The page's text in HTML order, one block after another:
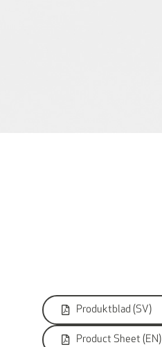
Produktblad (SV)
Product Sheet (EN)